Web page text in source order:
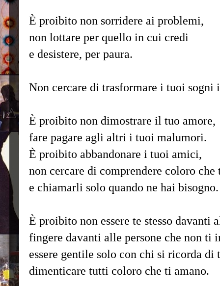
È proibito non sorridere ai problemi,
non lottare per quello in cui credi
e desistere, per paura.
Non cercare di trasformare i tuoi sogni
È proibito non dimostrare il tuo amore,
fare pagare agli altri i tuoi malumori.
È proibito abbandonare i tuoi amici,
non cercare di comprendere coloro che
e chiamarli solo quando ne hai bisogno.
È proibito non essere te stesso davanti
fingere davanti alle persone che non ti
essere gentile solo con chi si ricorda di
dimenticare tutti coloro che ti amano.